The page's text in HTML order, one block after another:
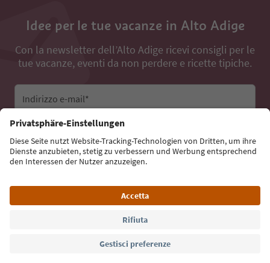
Idee per le tue vacanze in Alto Adige
Con la newsletter dell’Alto Adige ricevi consigli per le
tue vacanze, eventi da non perdere e ricette tipiche.
Indirizzo e-mail*
Iscriviti alla newsletter